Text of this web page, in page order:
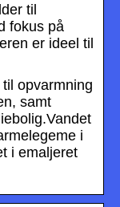
til
fokus på
er ideel til
opvarmning
samt
i
i emaljeret